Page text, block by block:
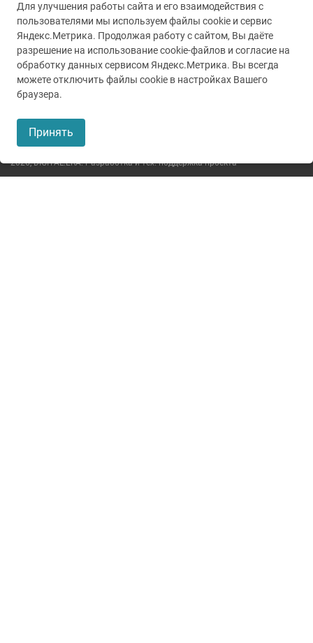
2026,DIGITAL.ERA. Разработка и тех. поддержка проекта
Для улучшения работы сайта и его взаимодействия с
пользователями мы используем файлы cookie и сервис
Яндекс.Метрика. Продолжая работу с сайтом, Вы даёте
разрешение на использование cookie-файлов и согласие на
обработку данных сервисом Яндекс.Метрика. Вы всегда
можете отключить файлы cookie в настройках Вашего
браузера.
Принять